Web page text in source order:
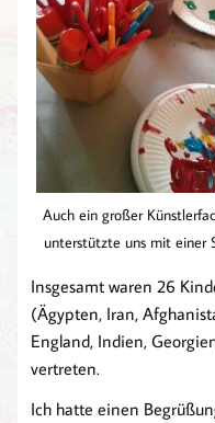
Auch ein großer
unterstützte uns mit einer
Insgesamt waren 26
(Ägypten, Iran,
England, Indien,
vertreten.
Ich hatte einen